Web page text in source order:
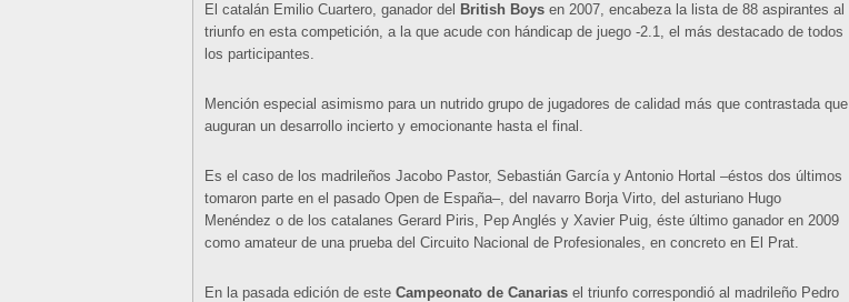
El catalán Emilio Cuartero, ganador del British Boys en 2007, encabeza la lista de 88 aspirantes al
triunfo en esta competición, a la que acude con hándicap de juego -2.1, el más destacado de todos
los participantes.
Mención especial asimismo para un nutrido grupo de jugadores de calidad más que contrastada que
auguran un desarrollo incierto y emocionante hasta el final.
Es el caso de los madrileños Jacobo Pastor, Sebastián García y Antonio Hortal –éstos dos últimos
tomaron parte en el pasado Open de España–, del navarro Borja Virto, del asturiano Hugo
Menéndez o de los catalanes Gerard Piris, Pep Anglés y Xavier Puig, éste último ganador en 2009
como amateur de una prueba del Circuito Nacional de Profesionales, en concreto en El Prat.
En la pasada edición de este Campeonato de Canarias el triunfo correspondió al madrileño Pedro